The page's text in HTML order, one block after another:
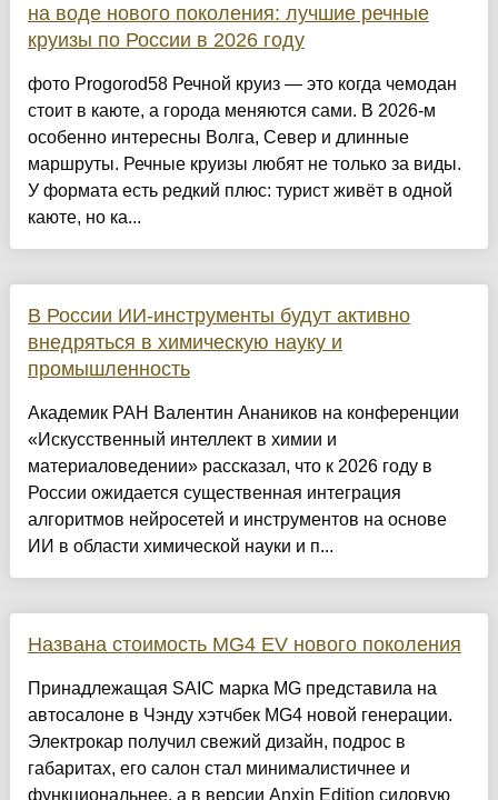
на воде нового поколения: лучшие речные
круизы по России в 2026 году
фото Progorod58 Речной круиз — это когда чемодан
стоит в каюте, а города меняются сами. В 2026-м
особенно интересны Волга, Север и длинные
маршруты. Речные круизы любят не только за виды.
У формата есть редкий плюс: турист живёт в одной
каюте, но ка...
В России ИИ-инструменты будут активно
внедряться в химическую науку и
промышленность
Академик РАН Валентин Анаников на конференции
«Искусственный интеллект в химии и
материаловедении» рассказал, что к 2026 году в
России ожидается существенная интеграция
алгоритмов нейросетей и инструментов на основе
ИИ в области химической науки и п...
Названа стоимость MG4 EV нового поколения
Принадлежащая SAIC марка MG представила на
автосалоне в Чэнду хэтчбек MG4 новой генерации.
Электрокар получил свежий дизайн, подрос в
габаритах, его салон стал минималистичнее и
функциональнее, а в версии Anxin Edition силовую